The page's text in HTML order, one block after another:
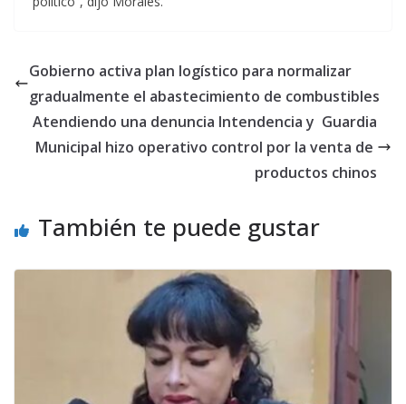
Gobierno activa plan logístico para normalizar
gradualmente el abastecimiento de combustibles
Atendiendo una denuncia Intendencia y Guardia
Municipal hizo operativo control por la venta de
productos chinos
También te puede gustar